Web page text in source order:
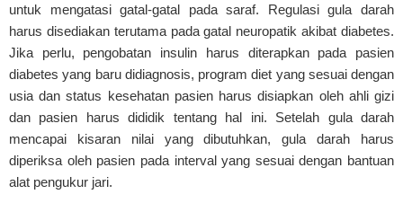
untuk mengatasi gatal-gatal pada saraf. Regulasi gula darah
harus disediakan terutama pada gatal neuropatik akibat diabetes.
Jika perlu, pengobatan insulin harus diterapkan pada pasien
diabetes yang baru didiagnosis, program diet yang sesuai dengan
usia dan status kesehatan pasien harus disiapkan oleh ahli gizi
dan pasien harus dididik tentang hal ini. Setelah gula darah
mencapai kisaran nilai yang dibutuhkan, gula darah harus
diperiksa oleh pasien pada interval yang sesuai dengan bantuan
alat pengukur jari.